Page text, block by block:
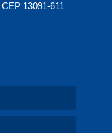
13091-611